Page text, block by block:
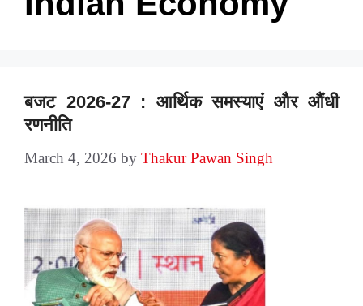
बजट 2026-27 : आर्थिक समस्याएं और औंधी
रणनीति
March 4, 2026 by Thakur Pawan Singh